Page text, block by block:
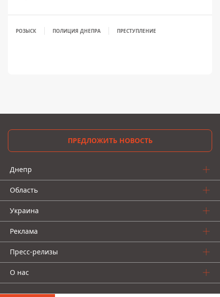
РОЗЫСК ПОЛИЦИЯ ДНЕПРА ПРЕСТУПЛЕНИЕ
ПРЕДЛОЖИТЬ НОВОСТЬ
Днепр
Область
Украина
Реклама
Пресс-релизы
О нас